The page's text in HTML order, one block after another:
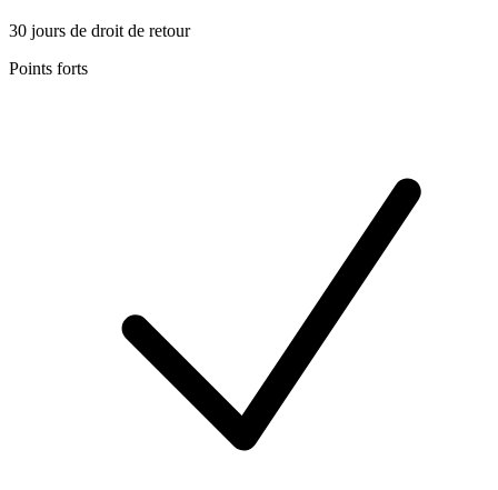
30 jours de droit de retour
Points forts